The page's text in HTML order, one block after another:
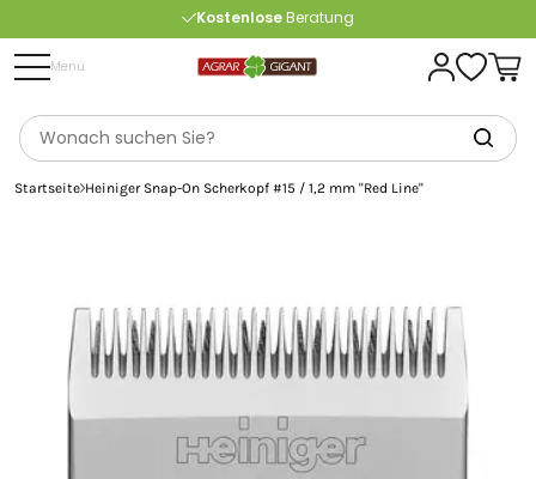
KostenloseBeratung
ab 175 € (in DE) – außer Sperrgut
Menü
Startseite Heiniger Snap-On Scherkopf #15 / 1,2 mm "Red Line"